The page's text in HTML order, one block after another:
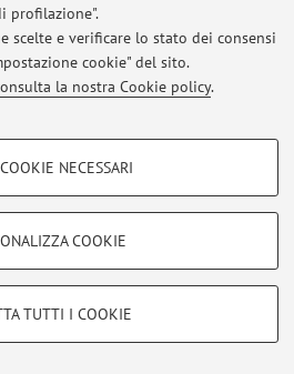
profilazione".
scelte e verificare lo stato dei consensi
cookie" del sito.
la nostra Cookie policy.
- FACOLTATIVI
a titolo esemplificativo, per il corretto
NECESSARI
COOKIE
TUTTI I COOKIE
legali| Impostazioni Cookie